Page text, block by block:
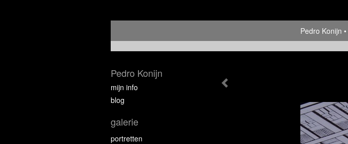
Pedro Konijn
Pedro Konijn
mijn info
blog
galerie
portretten